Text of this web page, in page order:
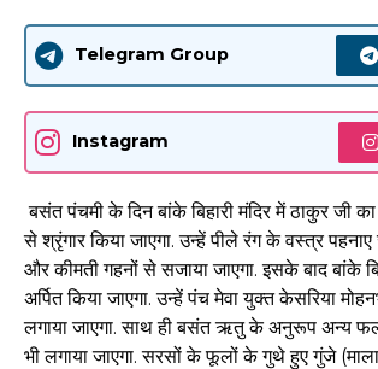
Telegram Group
Instagram
बसंत पंचमी के दिन बांके बिहारी मंदिर में ठाकुर जी का
से श्रृंगार किया जाएगा. उन्हें पीले रंग के वस्त्र
और कीमती गहनों से सजाया जाएगा. इसके बाद बांके
अर्पित किया जाएगा. उन्हें पंच मेवा युक्त केसरिया
लगाया जाएगा. साथ ही बसंत ऋतु के अनुरूप अन्य
भी लगाया जाएगा. सरसों के फूलों के गुथे हुए गुंजे